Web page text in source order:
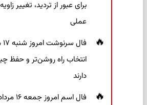
برای عبور از تردید، تغییر
عملی
انتخاب راه روشن‌تر و حفظ
دارند